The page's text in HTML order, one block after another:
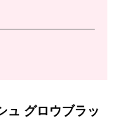
ュ グロウブラッ